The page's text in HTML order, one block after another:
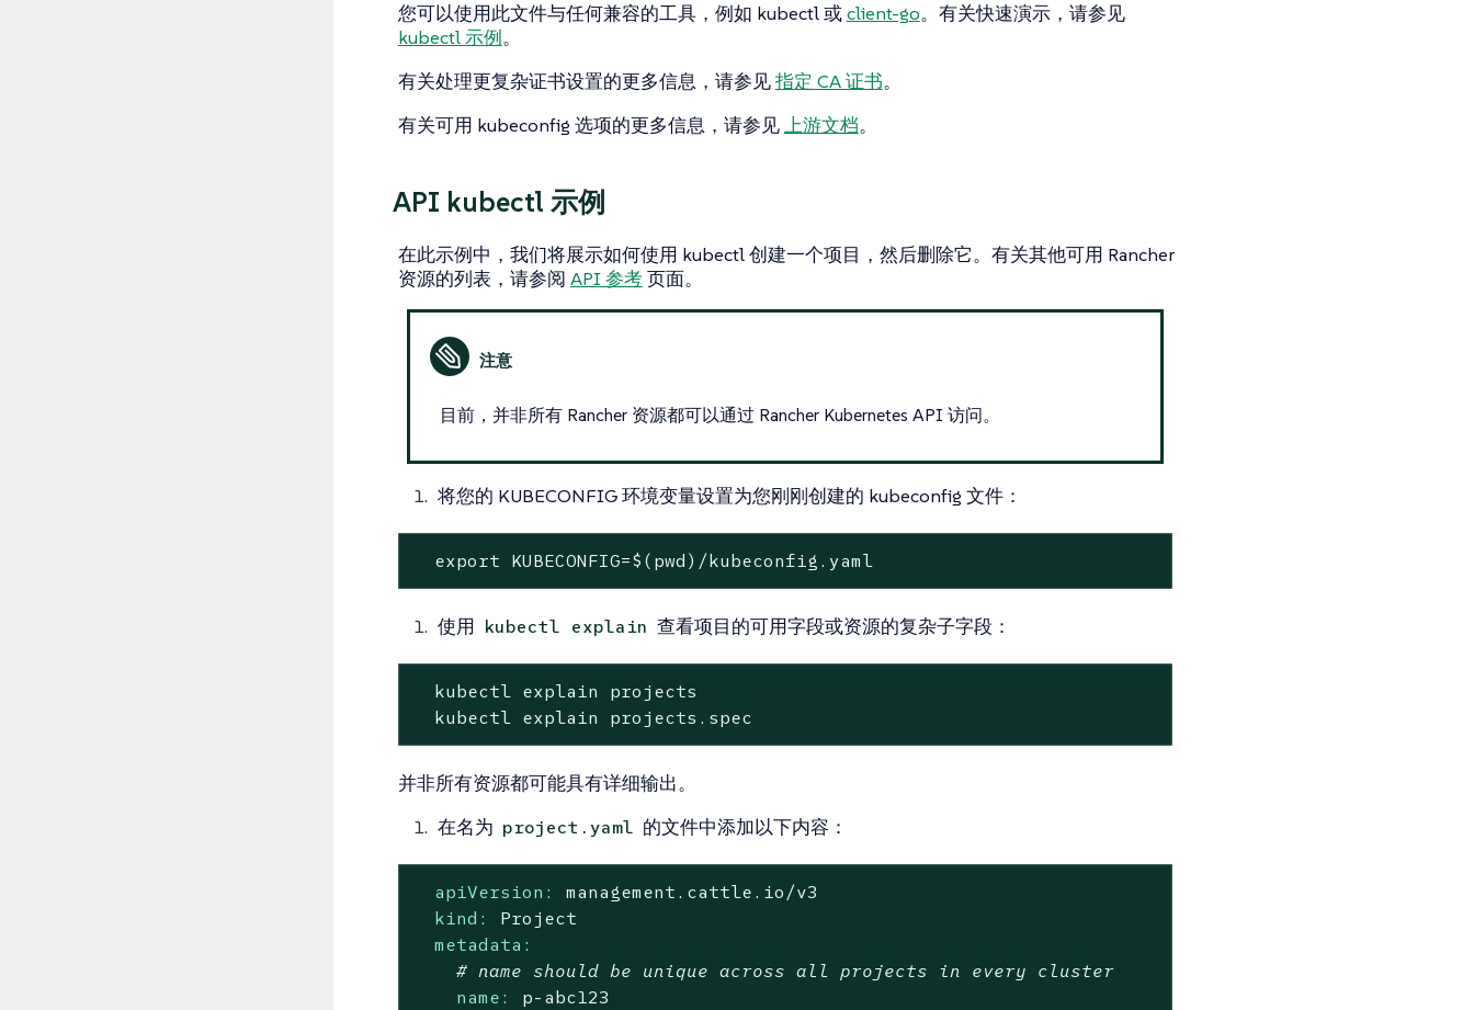
您可以使用此文件与任何兼容的工具，例如 kubectl 或client-go。有关快速演示，请参见
kubectl 示例。
有关处理更复杂证书设置的更多信息，请参见指定 CA 证书。
有关可用 kubeconfig 选项的更多信息，请参见上游文档。
API kubectl 示例
在此示例中，我们将展示如何使用 kubectl 创建一个项目，然后删除它。有关其他可用 Rancher
资源的列表，请参阅 API 参考页面。
目前，并非所有 Rancher 资源都可以通过 Rancher Kubernetes API 访问。
将您的 KUBECONFIG 环境变量设置为您刚刚创建的 kubeconfig 文件：
export KUBECONFIG=$( pwd )/kubeconfig.yaml
使用 kubectl explain 查看项目的可用字段或资源的复杂子字段：
  kubectl explain projects
  kubectl explain projects.spec
并非所有资源都可能具有详细输出。
在名为 project.yaml 的文件中添加以下内容：
apiVersion:
management.cattle.io/v3
kind:
Project
metadata:
# name should be unique across all projects in every cluster
name:
p-abc123